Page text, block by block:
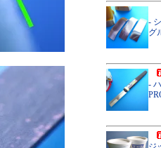
-
グ
-